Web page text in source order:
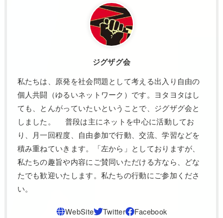
ジグザグ会
私たちは、原発を社会問題として考える出入り自由の
個人共闘（ゆるいネットワーク）です。ヨタヨタはし
ても、とんがっていたいということで、ジグザグ会と
しました。 普段は主にネットを中心に活動してお
り、月一回程度、自由参加で行動、交流、学習などを
積み重ねていきます。「左から」としておりますが、
私たちの趣旨や内容にご賛同いただける方なら、どな
たでも歓迎いたします。私たちの行動にご参加くださ
い。